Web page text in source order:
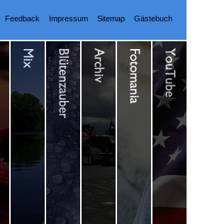
Feedback Impressum Sitemap Gästebuch